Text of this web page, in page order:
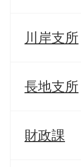
川岸支所
長地支所
財政課